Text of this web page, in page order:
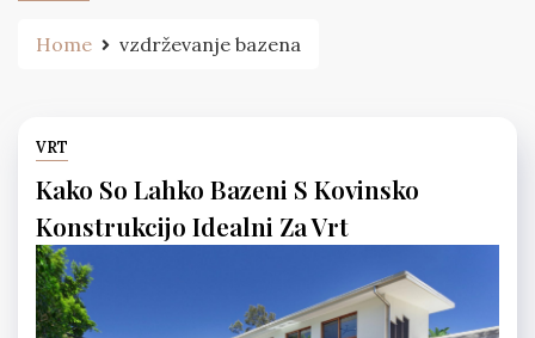
Home vzdrževanje bazena
VRT
Kako So Lahko Bazeni S Kovinsko
Konstrukcijo Idealni Za Vrt